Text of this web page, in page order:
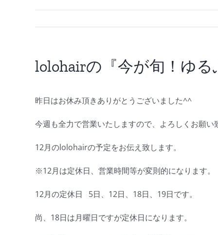
lolohairの『今が旬！ゆる
昨日はお休み頂きありがとうございました^^
今週も全力で営業いたしますので、よろしくお願い
12月のlolohairの予定をお伝え致します。
※12月は定休日、営業時間等が変則的になります。
12月の定休日 5日、12日、18日、19日です。
尚、18日は月曜日ですが定休日になります。